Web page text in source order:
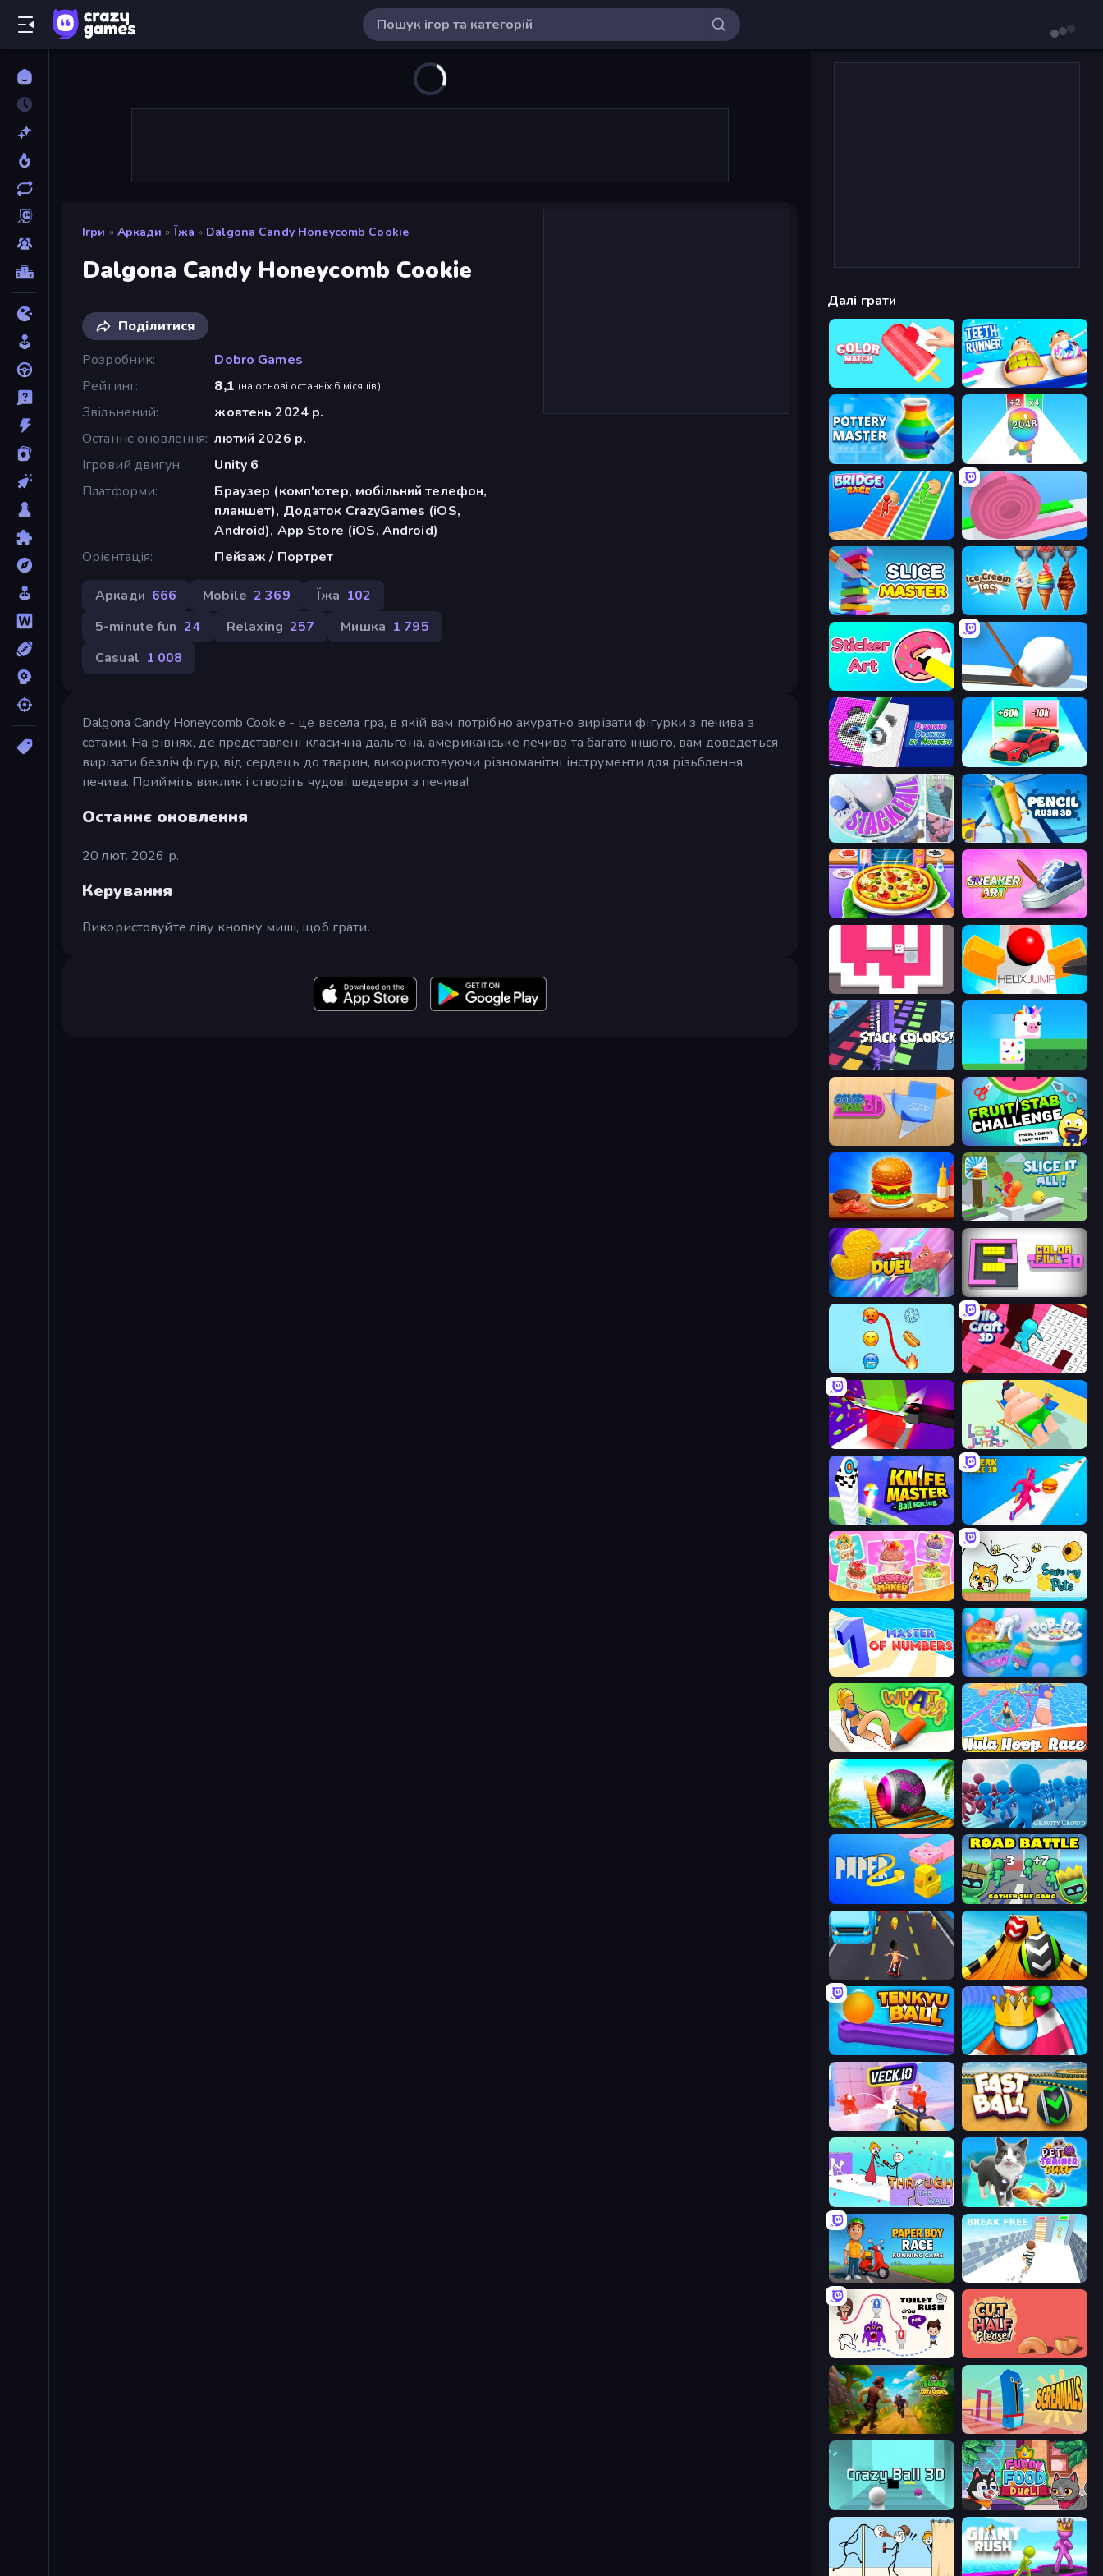
Ігри » Аркади » Їжа » Dalgona Candy Honeycomb Cookie
Dalgona Candy Honeycomb Cookie
Поділитися
Розробник
Dobro Games
Рейтинг
8,1 (на основі останніх 6 місяців)
Звільнений
жовтень 2024 р.
Останнє оновлення лютий 2026 р.
Ігровий двигун
Unity 6
Платформи
Браузер (комп'ютер, мобільний телефон,
планшет), Додаток CrazyGames (iOS,
Android), App Store (iOS, Android)
Орієнтація
Пейзаж / Портрет
Аркади 666 Mobile 2 369 Їжа 102
5-minute fun 24 Relaxing 257 Мишка 1 795
Casual 1 008
Dalgona Candy Honeycomb Cookie - це весела гра, в якій вам потрібно акуратно вирізати фігурки з печива з
сотами. На рівнях, де представлені класична дальгона, американське печиво та багато іншого, вам доведеться
вирізати безліч фігур, від сердець до тварин, використовуючи різноманітні інструменти для різьблення
печива. Прийміть виклик і створіть чудові шедеври з печива!
Останнє оновлення
20 лют. 2026 р.
Керування
Використовуйте ліву кнопку миші, щоб грати.
Далі грати
Teeth Runner
Pottery Master Man Runner 2048
Bridge Race Layers Roll
Slice Master Ice Cream Inc.
Shovel 3D
Stack Fall Pencil Rush
Pizza Maker Sneaker Art
Just Slide (Remastered) Helix Jump
Stack Colors Stacky Bird
Fruit Stab Challenge
Burger Cafe Slice It All!
Pop It! Duel Color Fill 3D
Emoji Puzzle! Tile Craft 3D
Jelly Restaurant Lazy Jumper
Knife Master: Ball Racing Twerk Race 3D
Dessert Maker Save My Pets
Master of Numbers Pop It 3D
What a Leg Hula Hoop Race
Rolling Balls Sea Race Gravity Crowd
Road Battle: Gather the Gang
Sky Balls 3D
Tenkyu Ball Aquapark Balls Party
Veck.io Fast Ball Jump
Through the Wall Pet Trainer Duel
Paper Boy Race: Running Game Break Free
Cut in Half, Please!
Island of Treasures Screamals
Crazy Ball 3D Funny Food Duel